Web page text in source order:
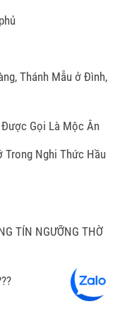
Thánh Mẫu ở Đình,
Gọi Là Mộc Ân
Trong Nghi Thức Hầu
TÍN NGƯỠNG THỜ